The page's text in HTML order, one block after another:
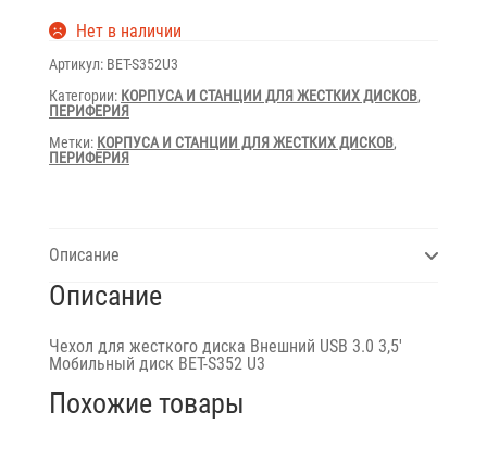
Нет в наличии
Артикул: BET-S352U3
Категории: КОРПУСА И СТАНЦИИ ДЛЯ ЖЕСТКИХ ДИСКОВ,
ПЕРИФЕРИЯ
Метки: КОРПУСА И СТАНЦИИ ДЛЯ ЖЕСТКИХ ДИСКОВ,
ПЕРИФЕРИЯ
Описание
Описание
Чехол для жесткого диска Внешний USB 3.0 3,5′
Мобильный диск BET-S352 U3
Похожие товары